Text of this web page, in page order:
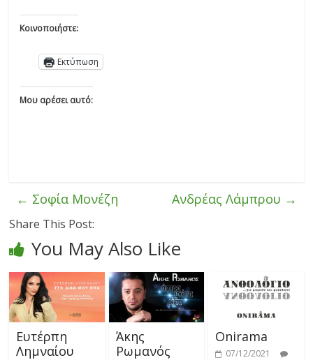
Κοινοποιήστε:
Εκτύπωση
Μου αρέσει αυτό:
← Σοφία Μονέζη Ανδρέας Λάμπρου →
Share This Post:
You May Also Like
Ευτέρπη
Λημναίου
Άκης
Ρωμανός
Onirama
07/12/2021